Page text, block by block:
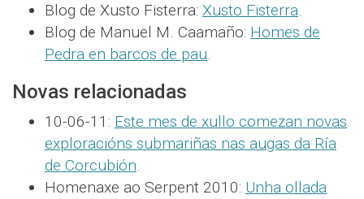
Blog de Xusto Fisterra: Xusto Fisterra.
Blog de Manuel M. Caamaño: Homes de
Pedra en barcos de pau.
Novas relacionadas
10-06-11: Este mes de xullo comezan novas
exploracións submariñas nas augas da Ría
de Corcubión.
Homenaxe ao Serpent 2010: Unha ollada